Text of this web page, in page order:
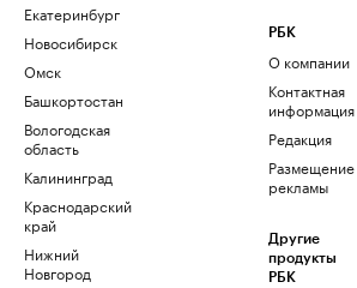
Екатеринбург
Новосибирск
Омск
Башкортостан
Вологодская
область
Калининград
Краснодарский
край
Нижний
Новгород
РБК
О компании
Контактная
информация
Редакция
Размещение
рекламы
Другие
продукты
РБК